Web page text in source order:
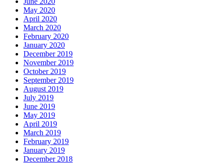
May 2020
April 2020
March 2020
February 2020
January 2020
December 2019
November 2019
October 2019
September 2019
August 2019
July 2019
June 2019
May 2019
April 2019
March 2019
February 2019
January 2019
December 2018